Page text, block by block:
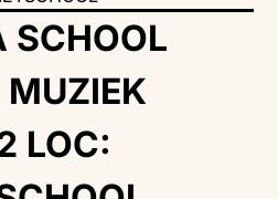
SCHOOL
LOC: